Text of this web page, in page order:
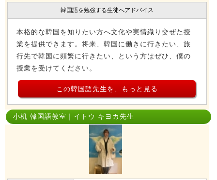
韓国語を勉強する生徒へアドバイス
本格的な韓国を知りたい方へ文化や実情織り交ぜた授
業を提供できます。将来、韓国に働きに行きたい、旅
行先で韓国に頻繁に行きたい、という方はぜひ、僕の
授業を受けてください。
この韓国語先生を、もっと見る
小机 韓国語教室｜イトウ キヨカ先生